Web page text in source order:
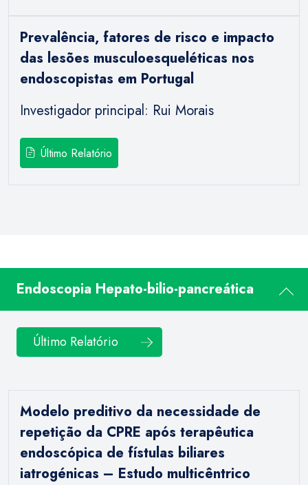
Prevalência, fatores de risco e impacto
das lesões musculoesqueléticas nos
endoscopistas em Portugal
Investigador principal: Rui Morais
Último Relatório
Endoscopia Hepato-bilio-pancreática
Último Relatório
Modelo preditivo da necessidade de
repetição da CPRE após terapêutica
endoscópica de fístulas biliares
iatrogénicas – Estudo multicêntrico